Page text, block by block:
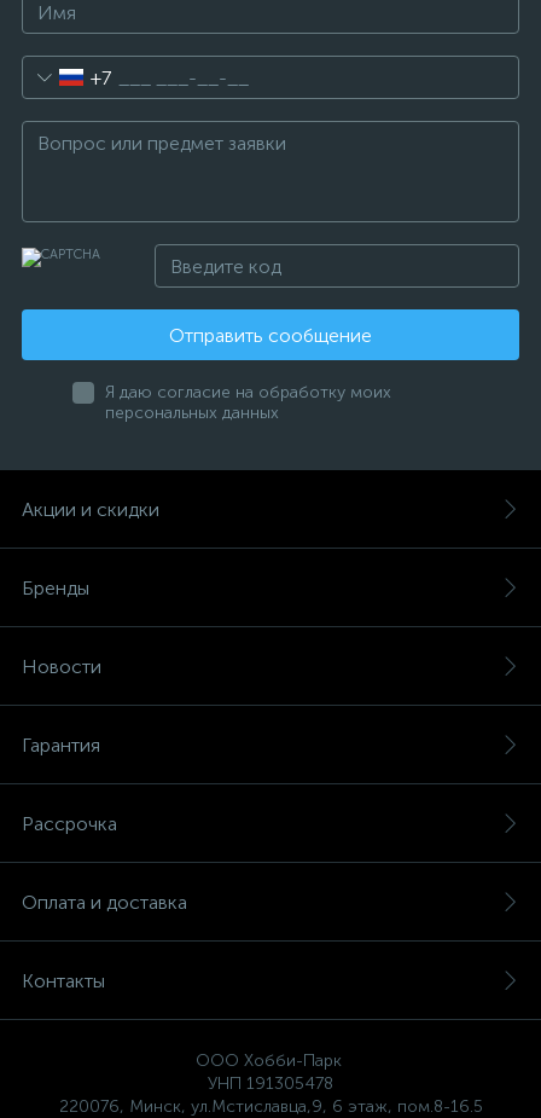
+7
Отправить сообщение
Я даю согласие на обработку моих
персональных данных
Акции и скидки
Бренды
Новости
Гарантия
Рассрочка
Оплата и доставка
Контакты
ООО Хобби-Парк
УНП 191305478
220076, Минск, ул.Мстиславца,9, 6 этаж, пом.8-16.5